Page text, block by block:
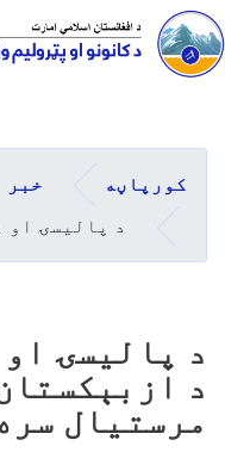
کورپاڼه خبر
د پالیسۍ او
د پالیسۍ
د
مرستیال